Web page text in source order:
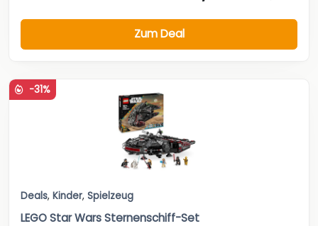
Zum Deal
-31%
Deals, Kinder, Spielzeug
LEGO Star Wars Sternenschiff-Set